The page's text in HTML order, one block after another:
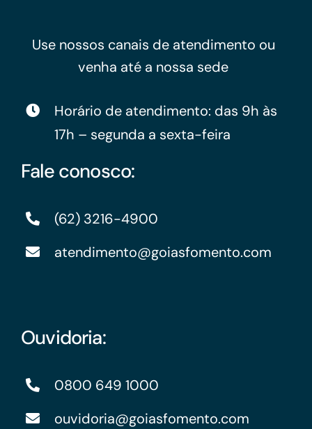
Use nossos canais de atendimento ou
venha até a nossa sede
Horário de atendimento: das 9h às
17h – segunda a sexta-feira
Fale conosco:
(62) 3216-4900
atendimento@goiasfomento.com
Ouvidoria:
0800 649 1000
ouvidoria@goiasfomento.com